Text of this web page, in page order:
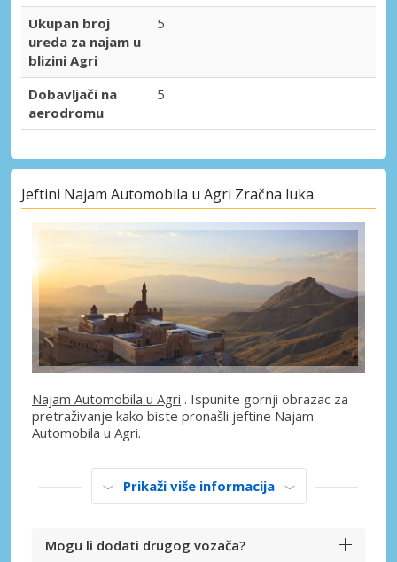
Ukupan broj
ureda za najam u
blizini Agri
5
Dobavljači na
aerodromu
5
Jeftini Najam Automobila u Agri Zračna luka
Najam Automobila u Agri . Ispunite gornji obrazac za
pretraživanje kako biste pronašli jeftine Najam
Automobila u Agri.
Prikaži više informacija
Mogu li dodati drugog vozača?